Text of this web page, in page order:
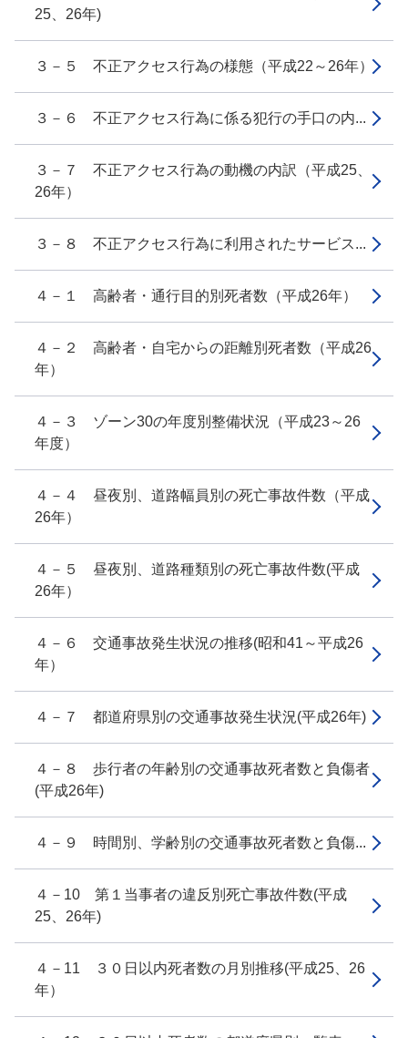
25、26年)
３－５ 不正アクセス行為の様態（平成22～26年）
３－６ 不正アクセス行為に係る犯行の手口の内...
３－７ 不正アクセス行為の動機の内訳（平成25、
26年）
３－８ 不正アクセス行為に利用されたサービス...
４－１ 高齢者・通行目的別死者数（平成26年）
４－２ 高齢者・自宅からの距離別死者数（平成26
年）
４－３ ゾーン30の年度別整備状況（平成23～26
年度）
４－４ 昼夜別、道路幅員別の死亡事故件数（平成
26年）
４－５ 昼夜別、道路種類別の死亡事故件数(平成
26年）
４－６ 交通事故発生状況の推移(昭和41～平成26
年）
４－７ 都道府県別の交通事故発生状況(平成26年)
４－８ 歩行者の年齢別の交通事故死者数と負傷者
(平成26年)
４－９ 時間別、学齢別の交通事故死者数と負傷...
４－10 第１当事者の違反別死亡事故件数(平成
25、26年)
４－11 ３０日以内死者数の月別推移(平成25、26
年）